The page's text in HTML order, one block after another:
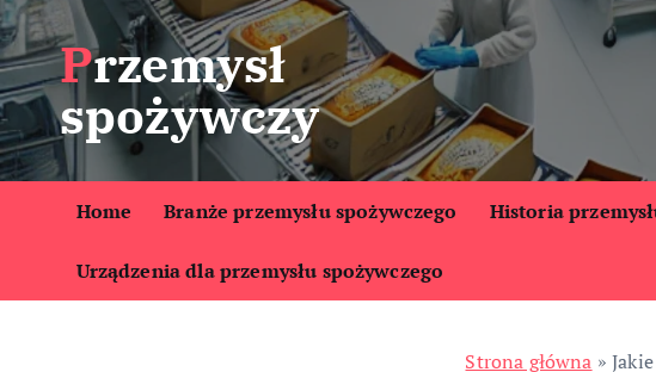
S
k
i
p
t
o
t
Przemysł
spożywczy
Home Branże przemysłu spożywczego Historia
Urządzenia dla przemysłu spożywczego
Strona główna »